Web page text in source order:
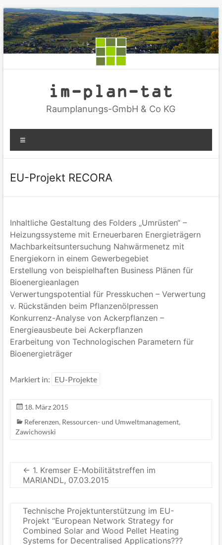
Zum
Inhalt
springen
im-plan-tat
Raumplanungs-GmbH & Co KG
EU-Projekt RECORA
Inhaltliche Gestaltung des Folders „Umrüsten“ –
Heizungssysteme mit Erneuerbaren Energieträgern
Machbarkeitsuntersuchung Nahwärmenetz mit
Energiekorn in einem Gewerbegebiet
Erstellung von beispielhaften Business Plänen für
Bioenergieanlagen
Verwertungspotential für Presskuchen – Verwertung
v. Rückständen beim Pflanzenölpressen
Konkurrenz-Analyse von Ackerpflanzen –
Energieausbeute bei Ackerpflanzen
Erarbeitung von Technologischen Parametern für
Bioenergieträger
Markiert in: EU-Projekte
18. März 2015
Referenzen, Ressourcen- und Umweltmanagement,
Zawichowski
← 1. Kremser E-Mobilitätstreffen im
MARIANDL, 07.03.2015
Technische Projektunterstützung im EU-
Projekt “European Network Strategy for
Combined Solar and Wood Pellet Heating
Systems for Decentralised Applications???